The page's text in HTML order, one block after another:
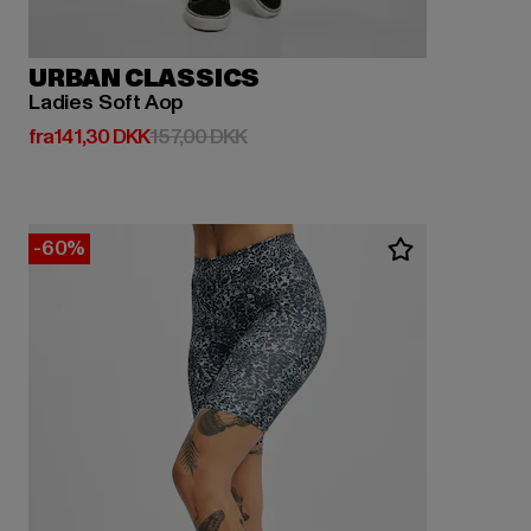
URBAN CLASSICS
Ladies Soft Aop
fra141,30 DKK
Nuværende pris: Fra 141,30 DKK
157,00 DKKKampagnepris: 157,00 DKK
-60%